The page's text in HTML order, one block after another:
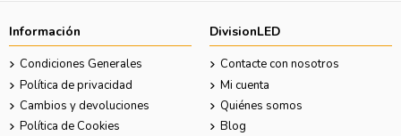
Información
Condiciones Generales
Política de privacidad
Cambios y devoluciones
Política de Cookies
DivisionLED
Contacte con nosotros
Mi cuenta
Quiénes somos
Blog